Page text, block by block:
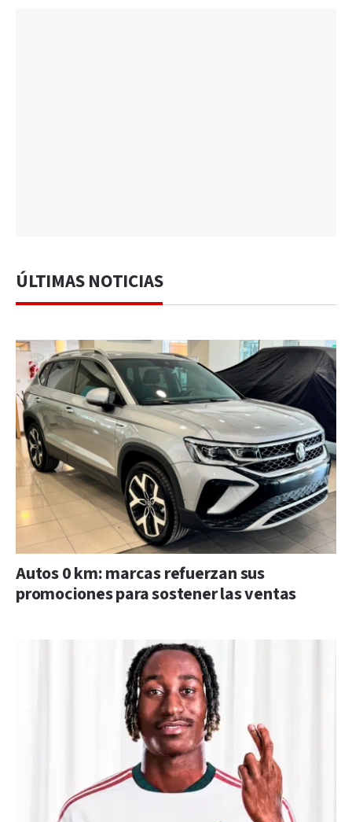
ÚLTIMAS NOTICIAS
Autos 0 km: marcas refuerzan sus
promociones para sostener las ventas